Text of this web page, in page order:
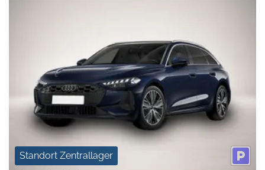
Standort Zentrallager